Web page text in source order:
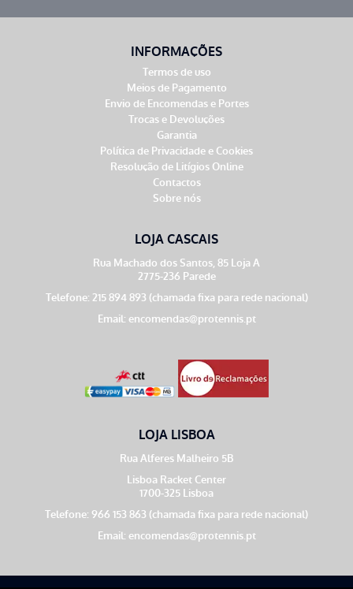
INFORMAÇÕES
Termos de uso
Meios de Pagamento
Envio de Encomendas e Portes
Trocas e Devoluções
Garantia
Política de Privacidade e Cookies
Resolução de Litígios Online
Contactos
Sobre nós
LOJA CASCAIS
Rua Machado dos Santos, 85 Loja A
2775-236 Parede
Telefone: 215 894 893 (chamada fixa para rede nacional)
Email: encomendas@protennis.pt
LOJA LISBOA
Rua Alferes Malheiro 5B
Lisboa Racket Center
1700-325 Lisboa
Telefone: 966 153 863 (chamada fixa para rede nacional)
Email: encomendas@protennis.pt